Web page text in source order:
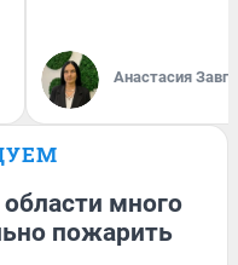
Анастасия
много
пожарить